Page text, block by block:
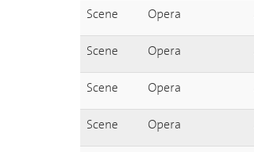
Scene Opera
Scene Opera
Scene Opera
Scene Opera